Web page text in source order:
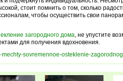
стоит помнить о том, сколько
чтобы осуществить свои
загородного дома, не упустите
для получения вдохновения.
sovremennoe-osteklenie-